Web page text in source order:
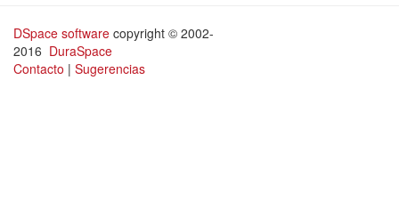
DSpace software copyright © 2002-
2016 DuraSpace
Contacto | Sugerencias